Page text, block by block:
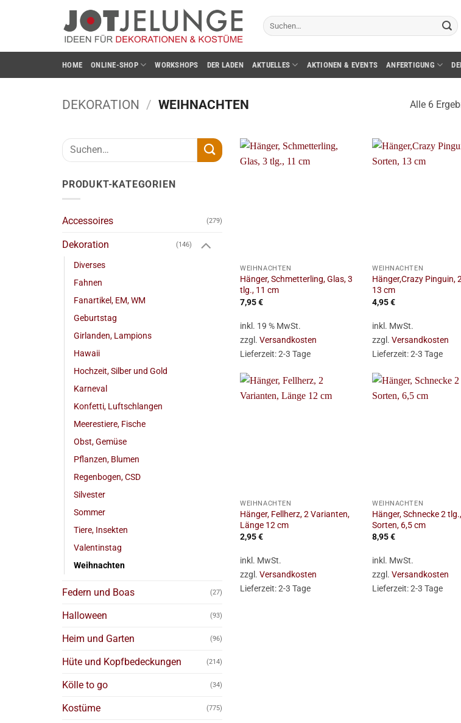
Suchen
nach:
HOME ONLINE-SHOP WORKSHOPS DER LADEN AKTUELLES AKTIONEN & EVENTS ANFERTIGUNG
DEKORATION / WEIHNACHTEN Alle 6
Suchen
PRODUKT-KATEGORIEN
Accessoires (279)
Dekoration (146)
Diverses
Fahnen
Fanartikel, EM, WM
Geburtstag
Girlanden, Lampions
Hawaii
Hochzeit, Silber und Gold
Karneval
Konfetti, Luftschlangen
Meerestiere, Fische
Obst, Gemüse
Pflanzen, Blumen
Regenbogen, CSD
Silvester
Sommer
Tiere, Insekten
Valentinstag
Weihnachten
Federn und Boas (27)
Halloween (93)
Heim und Garten (96)
Hüte und Kopfbedeckungen (214)
Kölle to go (34)
Kostüme (775)
WEIHNACHTEN
Hänger, Schmetterling, Glas, 3
tlg., 11 cm
7,95€
inkl. 19 % MwSt.
zzgl.Versandkosten
Lieferzeit:2-3 Tage
WEIHNACHTEN
Hänger,Crazy Pinguin,
13 cm
4,95€
inkl. MwSt.
zzgl.Versandkosten
Lieferzeit:2-3 Tage
WEIHNACHTEN
Hänger, Fellherz, 2 Varianten,
Länge 12 cm
2,95€
inkl. MwSt.
zzgl.Versandkosten
Lieferzeit:2-3 Tage
WEIHNACHTEN
Hänger, Schnecke 2
Sorten, 6,5 cm
8,95€
inkl. MwSt.
zzgl.Versandkosten
Lieferzeit:2-3 Tage